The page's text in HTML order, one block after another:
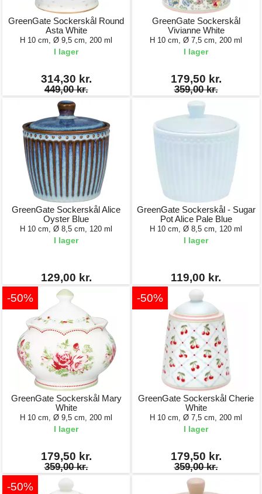
GreenGate Sockerskål Round
Asta White
H 10 cm, Ø 9,5 cm, 200 ml
I lager
314,30 kr.
449,00 kr.
GreenGate Sockerskål
Vivianne White
H 10 cm, Ø 7,5 cm, 200 ml
I lager
179,50 kr.
359,00 kr.
GreenGate Sockerskål Alice
Oyster Blue
H 10 cm, Ø 8,5 cm, 120 ml
I lager
129,00 kr.
GreenGate Sockerskål - Sugar
Pot Alice Pale Blue
H 10 cm, Ø 8,5 cm, 120 ml
I lager
119,00 kr.
-50%
GreenGate Sockerskål Mary
White
H 10 cm, Ø 9,5 cm, 200 ml
I lager
179,50 kr.
359,00 kr.
-50%
GreenGate Sockerskål Cherie
White
H 10 cm, Ø 7,5 cm, 200 ml
I lager
179,50 kr.
359,00 kr.
-50%